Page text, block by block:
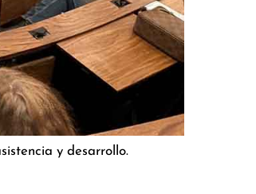
y desarrollo.